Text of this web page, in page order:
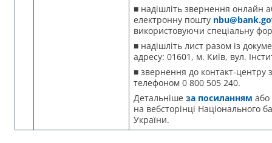
■ надішліть звернення онлайн
електронну пошту
використовуючи спеціальну
■ надішліть лист разом із
адресу: 01601, м. Київ, вул.
■ звернення до контакт-центру
телефоном 0 800 505 240.
Детальніше за посиланням або
на вебсторінці Національного
України.